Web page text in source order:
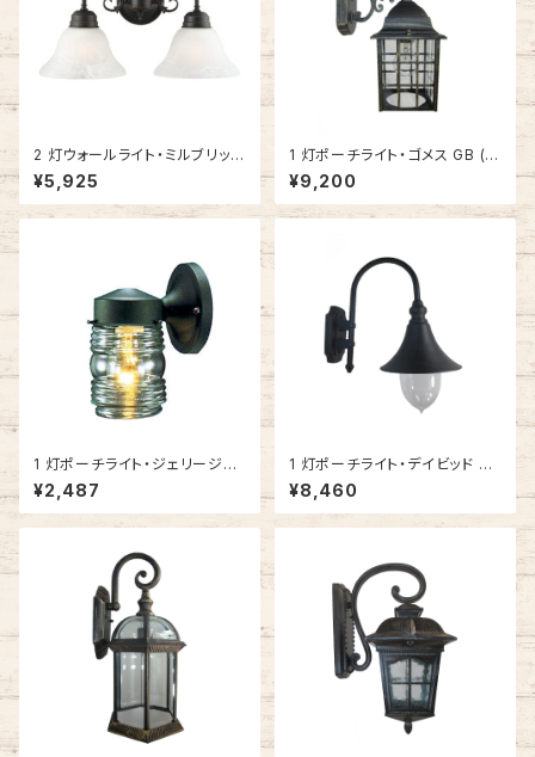
2 灯ウォールライト・ミルブリッジ
ORB (オイルブロンズ) #51447
1
¥5,925
1 灯ポーチライト・ゴメス GB (ゴ
ールドブラック) #IM-0035WD
-GB
¥9,200
1 灯ポーチライト・ジェリージャ
ー BK (ブラック) #502195
¥2,487
1 灯ポーチライト・デイビッド BK
(ブラック) #IM-0047WD-BK
¥8,460